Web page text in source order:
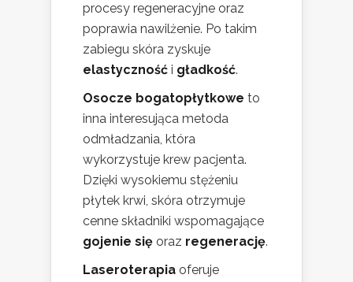
procesy regeneracyjne oraz
poprawia nawilżenie. Po takim
zabiegu skóra zyskuje
elastyczność i gładkość.
Osocze bogatopłytkowe to
inna interesująca metoda
odmładzania, która
wykorzystuje krew pacjenta.
Dzięki wysokiemu stężeniu
płytek krwi, skóra otrzymuje
cenne składniki wspomagające
gojenie się oraz regenerację.
Laseroterapia oferuje